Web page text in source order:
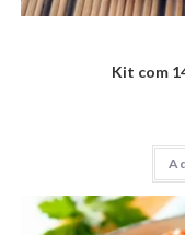
Kit com